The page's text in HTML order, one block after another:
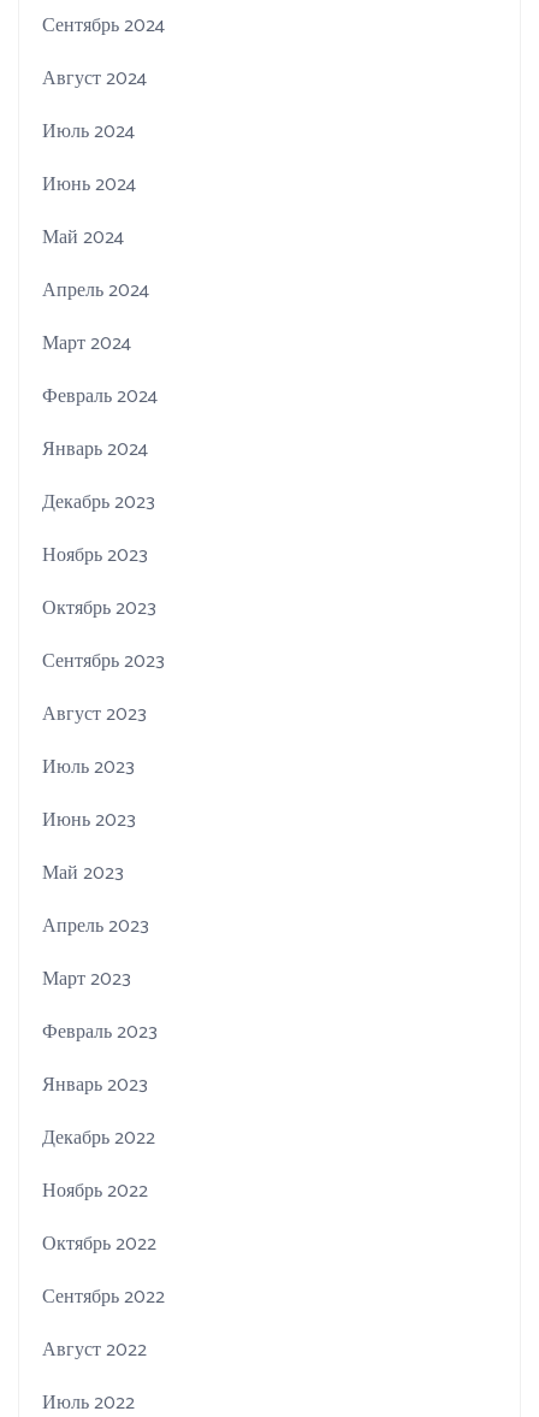
Сентябрь 2024
Август 2024
Июль 2024
Июнь 2024
Май 2024
Апрель 2024
Март 2024
Февраль 2024
Январь 2024
Декабрь 2023
Ноябрь 2023
Октябрь 2023
Сентябрь 2023
Август 2023
Июль 2023
Июнь 2023
Май 2023
Апрель 2023
Март 2023
Февраль 2023
Январь 2023
Декабрь 2022
Ноябрь 2022
Октябрь 2022
Сентябрь 2022
Август 2022
Июль 2022